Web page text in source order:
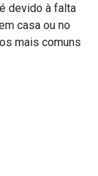
devido à falta
casa ou no
mais comuns